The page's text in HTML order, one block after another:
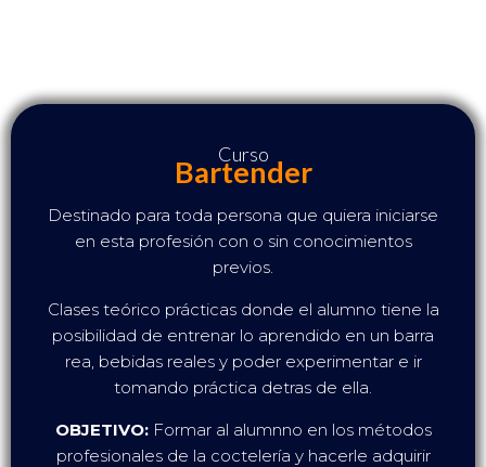
Curso
Bartender
Destinado para toda persona que quiera iniciarse
en esta profesión con o sin conocimientos
previos.
Clases teórico prácticas donde el alumno tiene la
posibilidad de entrenar lo aprendido en un barra
rea, bebidas reales y poder experimentar e ir
tomando práctica detras de ella.
OBJETIVO:Formar al alumnno en los métodos
profesionales de la coctelería y hacerle adquirir